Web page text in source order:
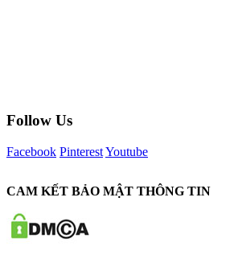
Follow Us
Facebook PinterestYoutube
CAM KẾT BẢO MẬT THÔNG TIN